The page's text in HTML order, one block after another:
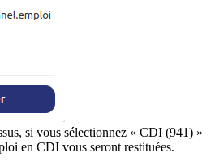
si vous sélectionnez « CDI (941) »
en CDI vous seront restituées.